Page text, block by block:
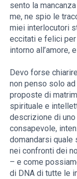
sento la
me, ne spio le
miei interlocutori
eccitati e felici per
intorno all’amore,
Devo forse
non penso solo
proposte di
spirituale e
descrizione di uno
consapevole,
domandarsi quale
nei confronti dei
– e come
di DNA di tutte le